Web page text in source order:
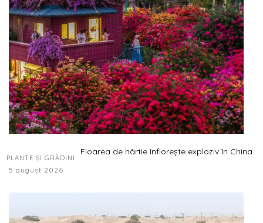
PLANTE ȘI GRĂDINI
Floarea de hârtie înflorește exploziv în China
5 august 2026